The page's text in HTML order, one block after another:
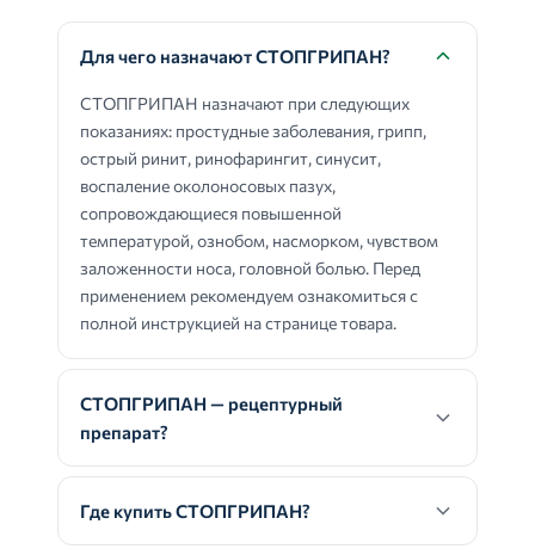
Для чего назначают СТОПГРИПАН?
СТОПГРИПАН назначают при следующих
показаниях: простудные заболевания, грипп,
острый ринит, ринофарингит, синусит,
воспаление околоносовых пазух,
сопровождающиеся повышенной
температурой, ознобом, насморком, чувством
заложенности носа, головной болью. Перед
применением рекомендуем ознакомиться с
полной инструкцией на странице товара.
СТОПГРИПАН — рецептурный
препарат?
Где купить СТОПГРИПАН?